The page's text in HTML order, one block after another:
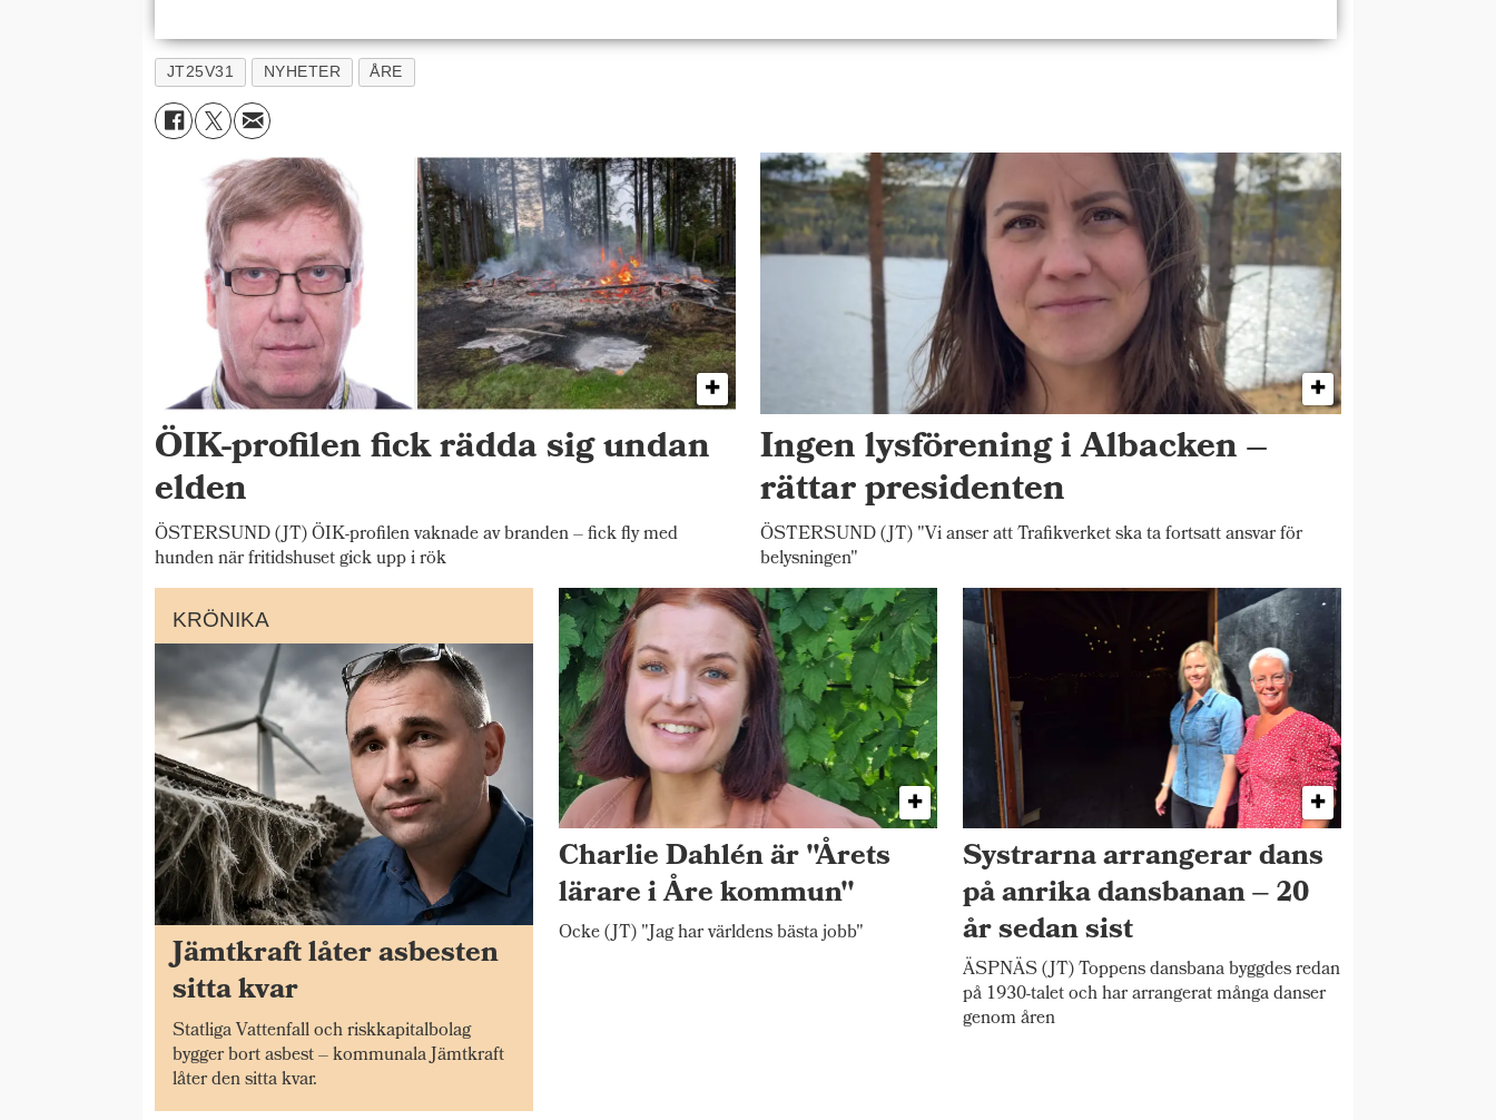
JT25V31 NYHETER ÅRE
ÖIK-profilen fick rädda sig undan
elden
ÖSTERSUND (JT) ÖIK-profilen vaknade av branden – fick fly med
hunden när fritidshuset gick upp i rök
Ingen lysförening i Albacken –
rättar presidenten
ÖSTERSUND (JT) "Vi anser att Trafikverket ska ta fortsatt ansvar för
belysningen"
KRÖNIKA
Jämtkraft låter asbesten
sitta kvar
Statliga Vattenfall och riskkapitalbolag
bygger bort asbest – kommunala Jämtkraft
låter den sitta kvar.
Charlie Dahlén är "Årets
lärare i Åre kommun"
Ocke (JT) "Jag har världens bästa jobb"
Systrarna arrangerar dans
på anrika dansbanan – 20
år sedan sist
ÄSPNÄS (JT) Toppens dansbana byggdes redan
på 1930-talet och har arrangerat många danser
genom åren